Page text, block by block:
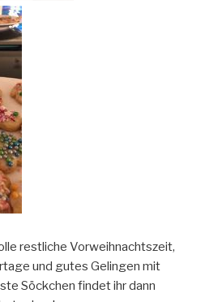
restliche Vorweihnachtszeit,
und gutes Gelingen mit
Söckchen findet ihr dann